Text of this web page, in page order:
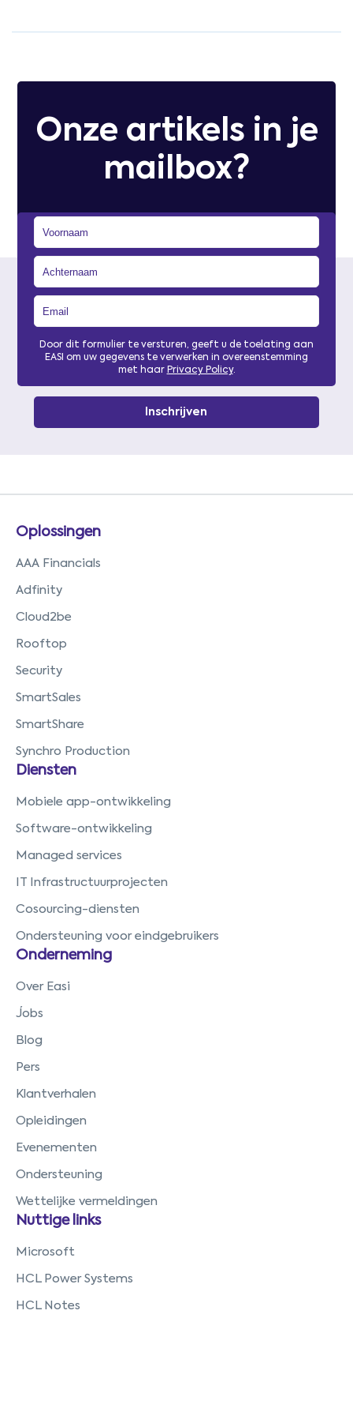
Onze artikels in je
mailbox?
Door dit formulier te versturen, geeft u de toelating aan
EASI om uw gegevens te verwerken in overeenstemming
met haar Privacy Policy.
Oplossingen
AAA Financials
Adfinity
Cloud2be
Rooftop
Security
SmartSales
SmartShare
Synchro Production
Diensten
Mobiele app-ontwikkeling
Software-ontwikkeling
Managed services
IT Infrastructuurprojecten
Cosourcing-diensten
Ondersteuning voor eindgebruikers
Onderneming
Over Easi
Jobs
Blog
Pers
Klantverhalen
Opleidingen
Evenementen
Ondersteuning
Wettelijke vermeldingen
Nuttige links
Microsoft
HCL Power Systems
HCL Notes